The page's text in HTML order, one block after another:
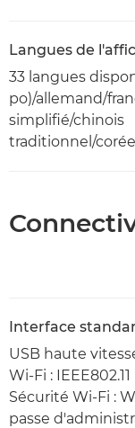
Langues de
33 langues
po)/allemand/
simplifié/chinois
traditionnel/
Interface
USB haute
Wi-Fi :
Sécurité Wi-Fi :
passe